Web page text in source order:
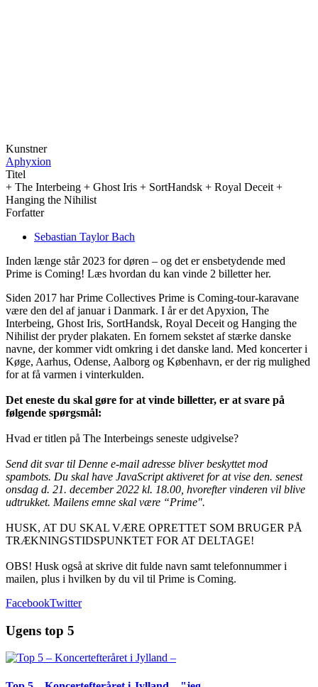
Kunstner
Aphyxion
Titel
+ The Interbeing + Ghost Iris + SortHandsk + Royal Deceit +
Hanging the Nihilist
Forfatter
Sebastian Taylor Bach
Inden længe står 2023 for døren – og det er ensbetydende med
Prime is Coming! Læs hvordan du kan vinde 2 billetter her.
Siden 2017 har Prime Collectives Prime is Coming-tour-karavane
være den del af januar i Danmark. I år er det Apyxion, The
Interbeing, Ghost Iris, SortHandsk, Royal Deceit og Hanging the
Nihilist der pryder plakaten. En fornem sekstet af stærke danske
navne, der kommer vidt omkring i det danske land. Med koncerter i
Køge, Aarhus, Odense, Aalborg og København, er der rig mulighed
for at få varmen i vinterkulden.
Det eneste du skal gøre for at vinde billetter, er at svare på
følgende spørgsmål:
Hvad er titlen på The Interbeings seneste udgivelse?
Send dit svar til Denne e-mail adresse bliver beskyttet mod
spambots. Du skal have JavaScript aktiveret for at vise den. senest
onsdag d. 21. december 2022 kl. 18.00, hvorefter vinderen vil blive
udtrukket. Mailens emne skal være “Prime".
HUSK, AT DU SKAL VÆRE OPRETTET SOM BRUGER PÅ
TRÆKNINGSTIDSPUNKTET FOR AT DELTAGE!
OBS! Husk også at skrive dit fulde navn samt telefonnummer i
mailen, plus i hvilken by du vil til Prime is Coming.
FacebookTwitter
Ugens top 5